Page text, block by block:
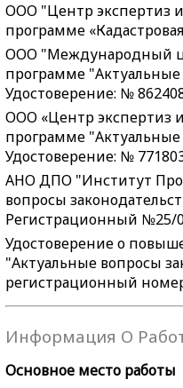
ООО "Центр экспертиз и
программе
ООО "Международный
программе "Актуальные
Удостоверение: №
ООО «Центр экспертиз
программе "Актуальные
Удостоверение: №
АНО ДПО "Институт
вопросы
Регистрационный №25/
Удостоверение о
"Актуальные вопросы
регистрационный
Информация О
Основное место работы